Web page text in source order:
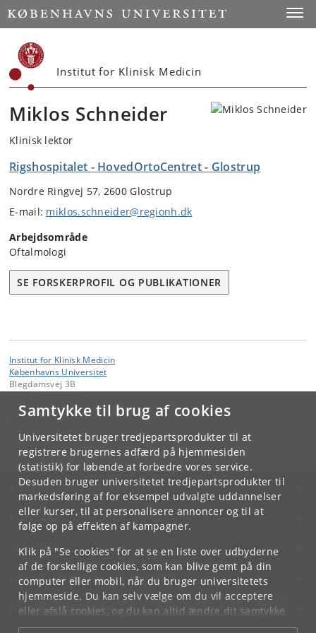
Samtykke til brug af cookies
Universitetet bruger tredjepartsprodukter til at
registrere brugernes adfærd på hjemmesiden
(statistik) for løbende at forbedre vores service.
Desuden bruger universitetet tredjepartsprodukter til
markedsføring af for eksempel udvalgte uddannelser
eller kurser, til at personalisere annoncer og til at
følge op på effekten af kampagner.
Klik på "Se cookies" for at se en liste over udbyderne
af de forskellige cookies, som kan blive gemt på din
computer eller mobil, når du bruger universitetets
hjemmeside. Du kan selv vælge om du vil acceptere
eller afslå cookies, og du kan altid ændre dit samtykke
underCookie- og privatlivspolitiksom du finder i
Start
Institut for Klinisk Medicin
Miklos Schneider
Klinisk lektor
Rigshospitalet - HovedOrtoCentret - Glostrup
Nordre Ringvej 57, 2600 Glostrup
E-mail: miklos.schneider@regionh.dk
Arbejdsområde
Oftalmologi
SE FORSKERPROFIL OG PUBLIKATIONER
Institut for Klinisk Medicin
Københavns Universitet
Blegdamsvej 3B
Institut for Klinisk Medicin
KØBENHAVNS UNIVERSITET
KONTAKT
SERVICES
FOR STUDERENDE OG ANSATTE
JOB OG KARRIERE